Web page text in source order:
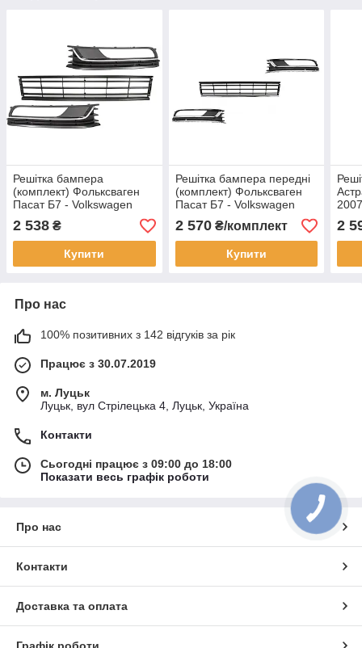
Решітка бампера
(комплект) Фольксваген
Пасат Б7 - Volkswagen
Passat B7 - (B7 (36)),
2010-
2 538 ₴
Купити
Решітка бампера передні
(комплект) Фольксваген
Пасат Б7 - Volkswagen
Passat B7 - (B7 (36)),
2010-
2 570₴/комплект
Купити
2
Про нас
100% позитивних з 142 відгуків за рік
Працює з 30.07.2019
м. Луцьк
Луцьк, вул Стрілецька 4, Луцьк, Україна
Контакти
Сьогодні працює з 09:00 до 18:00
Показати весь графік роботи
Про нас
Контакти
Доставка та оплата